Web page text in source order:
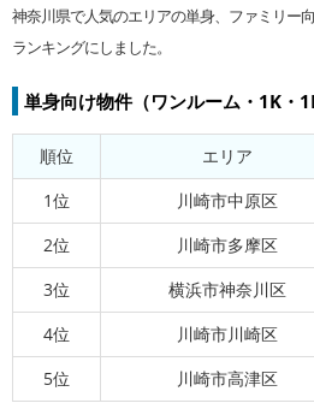
神奈川県で人気のエリアの単身、ファミリー
ランキングにしました。
単身向け物件（ワンルーム・1K・
順位 エリア
1位
川崎市中原区
2位
川崎市多摩区
3位
横浜市神奈川区
4位
川崎市川崎区
5位
川崎市高津区